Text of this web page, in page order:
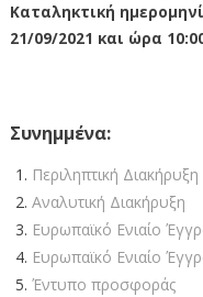
Καταληκτική
21/09/2021 και ώρα
Συνημμένα:
Περιληπτική Διακήρυξη
Αναλυτική Διακήρυξη
Ευρωπαϊκό Ενιαίο
Ευρωπαϊκό Ενιαίο
Έντυπο προσφοράς